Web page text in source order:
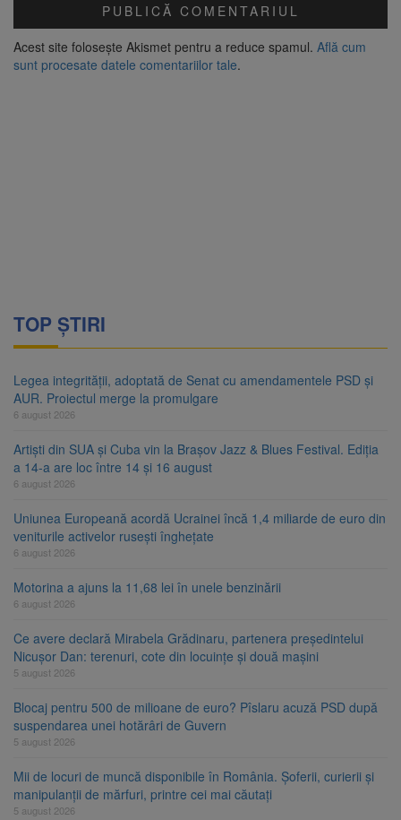
Acest site folosește Akismet pentru a reduce spamul. Află cum
sunt procesate datele comentariilor tale.
TOP ȘTIRI
Legea integrității, adoptată de Senat cu amendamentele PSD și
AUR. Proiectul merge la promulgare
6 august 2026
Artiști din SUA și Cuba vin la Brașov Jazz & Blues Festival. Ediția
a 14-a are loc între 14 și 16 august
6 august 2026
Uniunea Europeană acordă Ucrainei încă 1,4 miliarde de euro din
veniturile activelor rusești înghețate
6 august 2026
Motorina a ajuns la 11,68 lei în unele benzinării
6 august 2026
Ce avere declară Mirabela Grădinaru, partenera președintelui
Nicușor Dan: terenuri, cote din locuințe și două mașini
5 august 2026
Blocaj pentru 500 de milioane de euro? Pîslaru acuză PSD după
suspendarea unei hotărâri de Guvern
5 august 2026
Mii de locuri de muncă disponibile în România. Șoferii, curierii și
manipulanții de mărfuri, printre cei mai căutați
5 august 2026